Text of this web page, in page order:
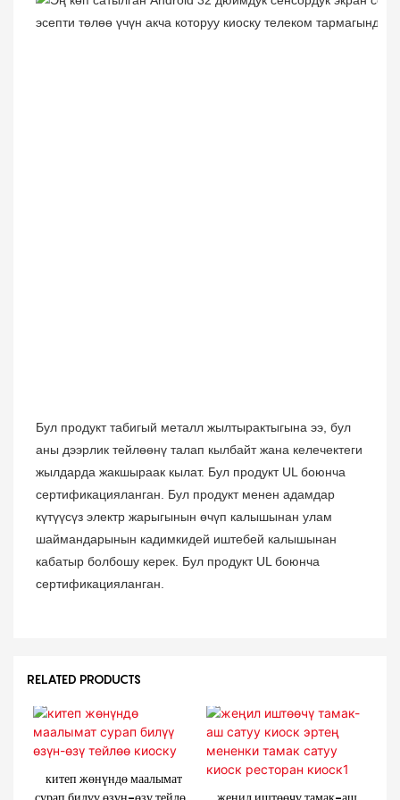
Бул продукт табигый металл жылтырактыгына ээ, бул
аны дээрлик тейлөөнү талап кылбайт жана келечектеги
жылдарда жакшыраак кылат. Бул продукт UL боюнча
сертификацияланган. Бул продукт менен адамдар
күтүүсүз электр жарыгынын өчүп калышынан улам
шаймандарынын кадимкидей иштебей калышынан
кабатыр болбошу керек. Бул продукт UL боюнча
сертификацияланган.
RELATED PRODUCTS
китеп жөнүндө маалымат
сурап билүү өзүн-өзү тейлөө
жеңил иштөөчү тамак-аш